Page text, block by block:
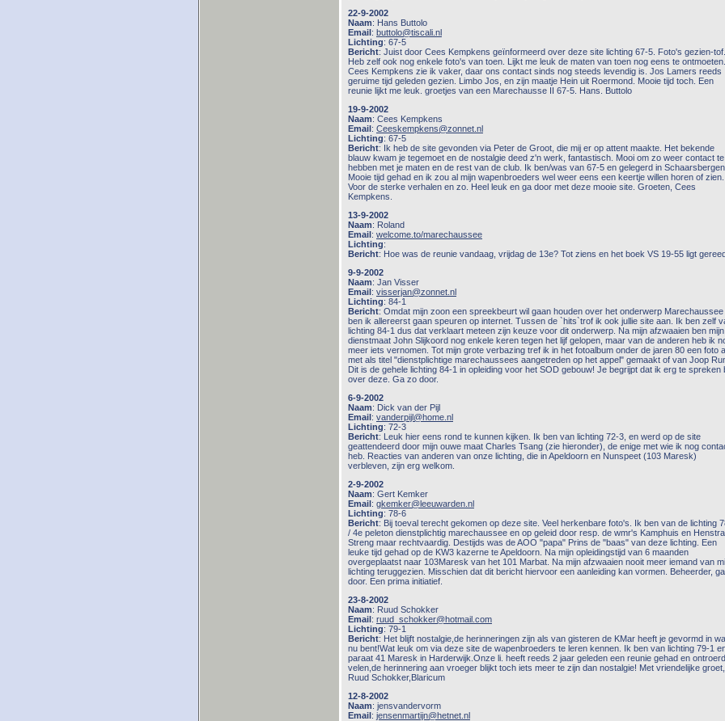
22-9-2002
Naam: Hans Buttolo
Email: buttolo@tiscali.nl
Lichting: 67-5
Bericht: Juist door Cees Kempkens geïnformeerd over deze site lichting 67-5. Foto's gezien-tof.
Heb zelf ook nog enkele foto's van toen. Lijkt me leuk de maten van toen nog eens te ontmoeten.
Cees Kempkens zie ik vaker, daar ons contact sinds nog steeds levendig is. Jos Lamers reeds
geruime tijd geleden gezien. Limbo Jos, en zijn maatje Hein uit Roermond. Mooie tijd toch. Een
reunie lijkt me leuk. groetjes van een Marechausse II 67-5. Hans. Buttolo
19-9-2002
Naam: Cees Kempkens
Email: Ceeskempkens@zonnet.nl
Lichting: 67-5
Bericht: Ik heb de site gevonden via Peter de Groot, die mij er op attent maakte. Het bekende
blauw kwam je tegemoet en de nostalgie deed z'n werk, fantastisch. Mooi om zo weer contact te
hebben met je maten en de rest van de club. Ik ben/was van 67-5 en gelegerd in Schaarsbergen.
Mooie tijd gehad en ik zou al mijn wapenbroeders wel weer eens een keertje willen horen of zien.
Voor de sterke verhalen en zo. Heel leuk en ga door met deze mooie site. Groeten, Cees
Kempkens.
13-9-2002
Naam: Roland
Email: welcome.to/marechaussee
Lichting:
Bericht: Hoe was de reunie vandaag, vrijdag de 13e? Tot ziens en het boek VS 19-55 ligt
9-9-2002
Naam: Jan Visser
Email: visserjan@zonnet.nl
Lichting: 84-1
Bericht: Omdat mijn zoon een spreekbeurt wil gaan houden over het onderwerp Marechaussee
ben ik allereerst gaan speuren op internet. Tussen de `hits`trof ik ook jullie site aan. Ik ben zelf
lichting 84-1 dus dat verklaart meteen zijn keuze voor dit onderwerp. Na mijn afzwaaien ben mijn
dienstmaat John Slijkoord nog enkele keren tegen het lijf gelopen, maar van de anderen heb ik
meer iets vernomen. Tot mijn grote verbazing tref ik in het fotoalbum onder de jaren 80 een foto
met als titel "dienstplichtige marechaussees aangetreden op het appel" gemaakt of van Joop
Dit is de gehele lichting 84-1 in opleiding voor het SOD gebouw! Je begrijpt dat ik erg te spreken
over deze. Ga zo door.
6-9-2002
Naam: Dick van der Pijl
Email: vanderpijl@home.nl
Lichting: 72-3
Bericht: Leuk hier eens rond te kunnen kijken. Ik ben van lichting 72-3, en werd op de site
geattendeerd door mijn ouwe maat Charles Tsang (zie hieronder), de enige met wie ik nog
heb. Reacties van anderen van onze lichting, die in Apeldoorn en Nunspeet (103 Maresk)
verbleven, zijn erg welkom.
2-9-2002
Naam: Gert Kemker
Email: gkemker@leeuwarden.nl
Lichting: 78-6
Bericht: Bij toeval terecht gekomen op deze site. Veel herkenbare foto's. Ik ben van de lichting
/ 4e peleton dienstplichtig marechaussee en op geleid door resp. de wmr's Kamphuis en Henstra.
Streng maar rechtvaardig. Destijds was de AOO "papa" Prins de "baas" van deze lichting. Een
leuke tijd gehad op de KW3 kazerne te Apeldoorn. Na mijn opleidingstijd van 6 maanden
overgeplaatst naar 103Maresk van het 101 Marbat. Na mijn afzwaaien nooit meer iemand van
lichting teruggezien. Misschien dat dit bericht hiervoor een aanleiding kan vormen. Beheerder,
door. Een prima initiatief.
23-8-2002
Naam: Ruud Schokker
Email: ruud_schokker@hotmail.com
Lichting: 79-1
Bericht: Het blijft nostalgie,de herinneringen zijn als van gisteren de KMar heeft je gevormd in
nu bent!Wat leuk om via deze site de wapenbroeders te leren kennen. Ik ben van lichting 79-1
paraat 41 Maresk in Harderwijk.Onze li. heeft reeds 2 jaar geleden een reunie gehad en
velen,de herinnering aan vroeger blijkt toch iets meer te zijn dan nostalgie! Met vriendelijke groet,
Ruud Schokker,Blaricum
12-8-2002
Naam: jensvandervorm
Email: jensenmartijn@hetnet.nl